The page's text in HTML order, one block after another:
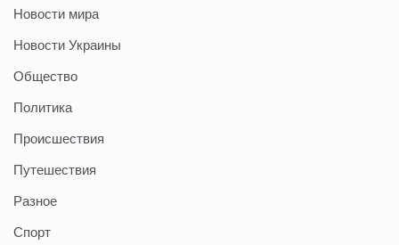
Новости мира
Новости Украины
Общество
Политика
Происшествия
Путешествия
Разное
Спорт